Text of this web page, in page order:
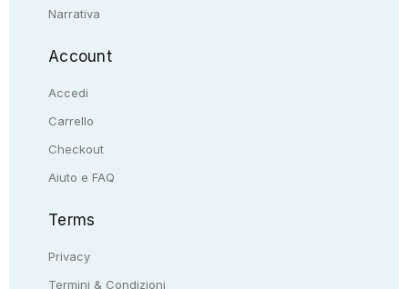
Narrativa
Account
Accedi
Carrello
Checkout
Aiuto e FAQ
Terms
Privacy
Termini & Condizioni